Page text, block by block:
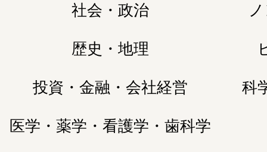
社会・政治
歴史・地理
投資・金融・会社経営 科
医学・薬学・看護学・歯科学